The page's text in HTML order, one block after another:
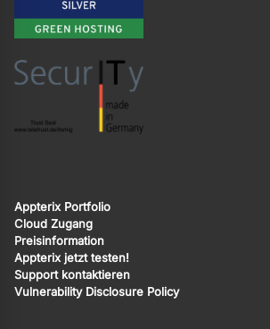
Appterix Portfolio
Cloud Zugang
Preisinformation
Appterix jetzt testen!
Support kontaktieren
Vulnerability Disclosure Policy